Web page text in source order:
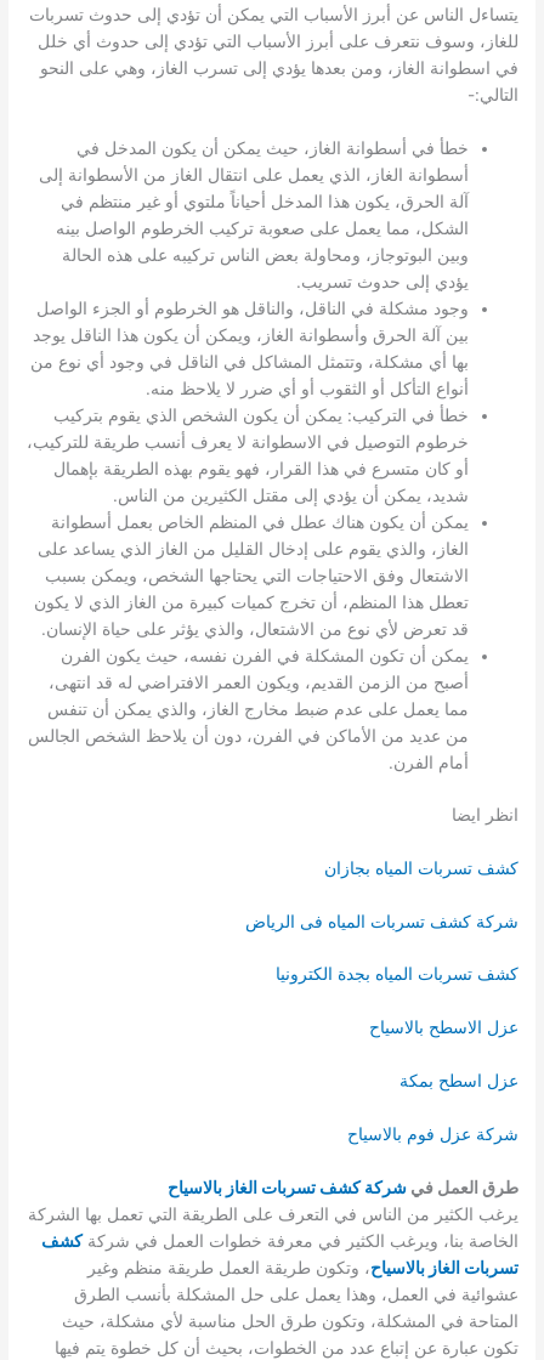
يتساءل الناس عن أبرز الأسباب التي يمكن أن تؤدي إلى حدوث تسربات
للغاز، وسوف نتعرف على أبرز الأسباب التي تؤدي إلى حدوث أي خلل
في اسطوانة الغاز، ومن بعدها يؤدي إلى تسرب الغاز، وهي على النحو
التالي:-
خطأ في أسطوانة الغاز، حيث يمكن أن يكون المدخل في
أسطوانة الغاز، الذي يعمل على انتقال الغاز من الأسطوانة إلى
آلة الحرق، يكون هذا المدخل أحياناً ملتوي أو غير منتظم في
الشكل، مما يعمل على صعوبة تركيب الخرطوم الواصل بينه
وبين البوتوجاز، ومحاولة بعض الناس تركيبه على هذه الحالة
يؤدي إلى حدوث تسريب.
وجود مشكلة في الناقل، والناقل هو الخرطوم أو الجزء الواصل
بين آلة الحرق وأسطوانة الغاز، ويمكن أن يكون هذا الناقل يوجد
بها أي مشكلة، وتتمثل المشاكل في الناقل في وجود أي نوع من
أنواع التأكل أو الثقوب أو أي ضرر لا يلاحظ منه.
خطأ في التركيب: يمكن أن يكون الشخص الذي يقوم بتركيب
خرطوم التوصيل في الاسطوانة لا يعرف أنسب طريقة للتركيب،
أو كان متسرع في هذا القرار، فهو يقوم بهذه الطريقة بإهمال
شديد، يمكن أن يؤدي إلى مقتل الكثيرين من الناس.
يمكن أن يكون هناك عطل في المنظم الخاص بعمل أسطوانة
الغاز، والذي يقوم على إدخال القليل من الغاز الذي يساعد على
الاشتعال وفق الاحتياجات التي يحتاجها الشخص، ويمكن بسبب
تعطل هذا المنظم، أن تخرج كميات كبيرة من الغاز الذي لا يكون
قد تعرض لأي نوع من الاشتعال، والذي يؤثر على حياة الإنسان.
يمكن أن تكون المشكلة في الفرن نفسه، حيث يكون الفرن
أصبح من الزمن القديم، ويكون العمر الافتراضي له قد انتهى،
مما يعمل على عدم ضبط مخارج الغاز، والذي يمكن أن تنفس
من عديد من الأماكن في الفرن، دون أن يلاحظ الشخص الجالس
أمام الفرن.
انظر ايضا
كشف تسربات المياه بجازان
شركة كشف تسربات المياه فى الرياض
كشف تسربات المياه بجدة الكترونيا
عزل الاسطح بالاسياح
عزل اسطح بمكة
شركة عزل فوم بالاسياح
طرق العمل فيشركة كشف تسربات الغاز بالاسياح
يرغب الكثير من الناس في التعرف على الطريقة التي تعمل بها الشركة
الخاصة بنا، ويرغب الكثير في معرفة خطوات العمل في شركةكشف
تسربات الغاز بالاسياح، وتكون طريقة العمل طريقة منظم وغير
عشوائية في العمل، وهذا يعمل على حل المشكلة بأنسب الطرق
المتاحة في المشكلة، وتكون طرق الحل مناسبة لأي مشكلة، حيث
تكون عبارة عن إتباع عدد من الخطوات، بحيث أن كل خطوة يتم فيها